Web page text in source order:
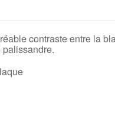
contraste entre la